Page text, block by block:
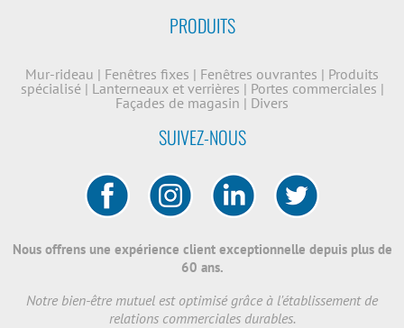
PRODUITS
Mur-rideau | Fenêtres fixes | Fenêtres ouvrantes | Produits
spécialisé | Lanterneaux et verrières | Portes commerciales |
Façades de magasin | Divers
SUIVEZ-NOUS
Nous offrens une expérience client exceptionnelle depuis plus de
60 ans.
Notre bien-être mutuel est optimisé grâce à l'établissement de
relations commerciales durables.